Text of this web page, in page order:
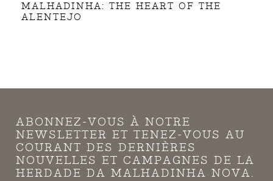
MALHADINHA: THE HEART OF THE
ALENTEJO
ABONNEZ-VOUS À NOTRE
NEWSLETTER ET TENEZ-VOUS AU
COURANT DES DERNIÈRES
NOUVELLES ET CAMPAGNES DE LA
HERDADE DA MALHADINHA NOVA.